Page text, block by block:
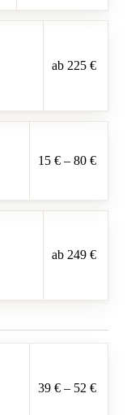
ab 225 €
15 € – 80 €
ab 249 €
39 € – 52 €